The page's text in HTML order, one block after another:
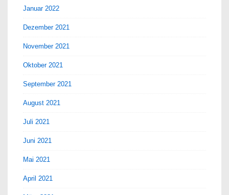
Januar 2022
Dezember 2021
November 2021
Oktober 2021
September 2021
August 2021
Juli 2021
Juni 2021
Mai 2021
April 2021